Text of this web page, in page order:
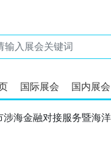
国际展会 国内展会
海金融对接服务暨海